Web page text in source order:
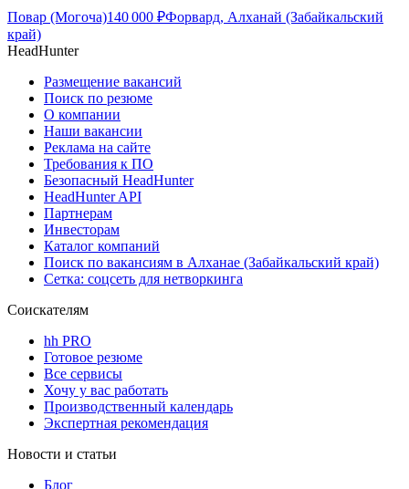
Повар (Могоча)140 000 ₽Форвард, Алханай (Забайкальский
край)
HeadHunter
Размещение вакансий
Поиск по резюме
О компании
Наши вакансии
Реклама на сайте
Требования к ПО
Безопасный HeadHunter
HeadHunter API
Партнерам
Инвесторам
Каталог компаний
Поиск по вакансиям в Алханае (Забайкальский край)
Сетка: соцсеть для нетворкинга
Соискателям
hh PRO
Готовое резюме
Все сервисы
Хочу у вас работать
Производственный календарь
Экспертная рекомендация
Новости и статьи
Блог